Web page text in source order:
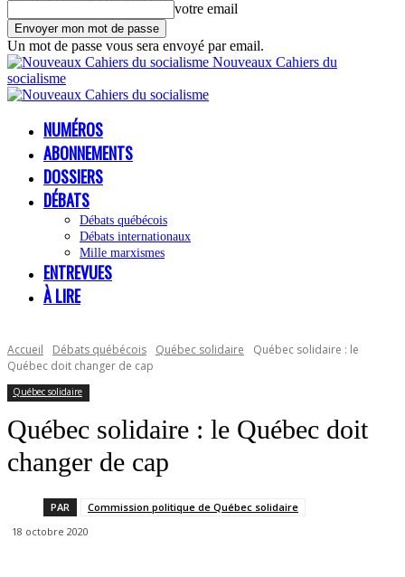
votre email
Un mot de passe vous sera envoyé par email.
Nouveaux Cahiers du
socialisme
NUMÉROS
ABONNEMENTS
DOSSIERS
DÉBATS
Débats québécois
Débats internationaux
Mille marxismes
ENTREVUES
À LIRE
Accueil Débats québécois Québec solidaire
Québec solidaire : le
Québec doit changer de cap
Québec solidaire
Québec solidaire : le Québec doit
changer de cap
PAR
Commission politique de Québec solidaire
18 octobre 2020